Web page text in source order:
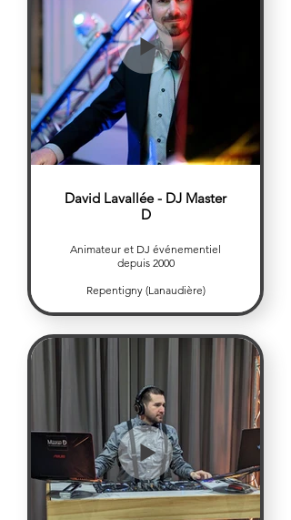
David Lavallée - DJ Master
D
Animateur et DJ événementiel
depuis 2000
Repentigny (Lanaudière)